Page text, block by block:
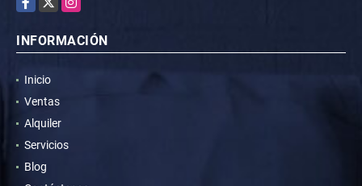
INFORMACIÓN
Inicio
Ventas
Alquiler
Servicios
Blog